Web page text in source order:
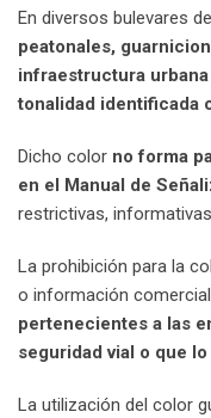
En diversos bulevares de
peatonales,
infraestructura
tonalidad identificada
Dicho color no forma
en el Manual de
restrictivas,
La prohibición para la
o información comercial
pertenecientes a las
seguridad vial o que
La utilización del color